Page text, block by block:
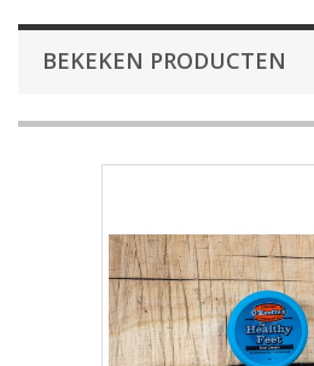
BEKEKEN PRODUCTEN